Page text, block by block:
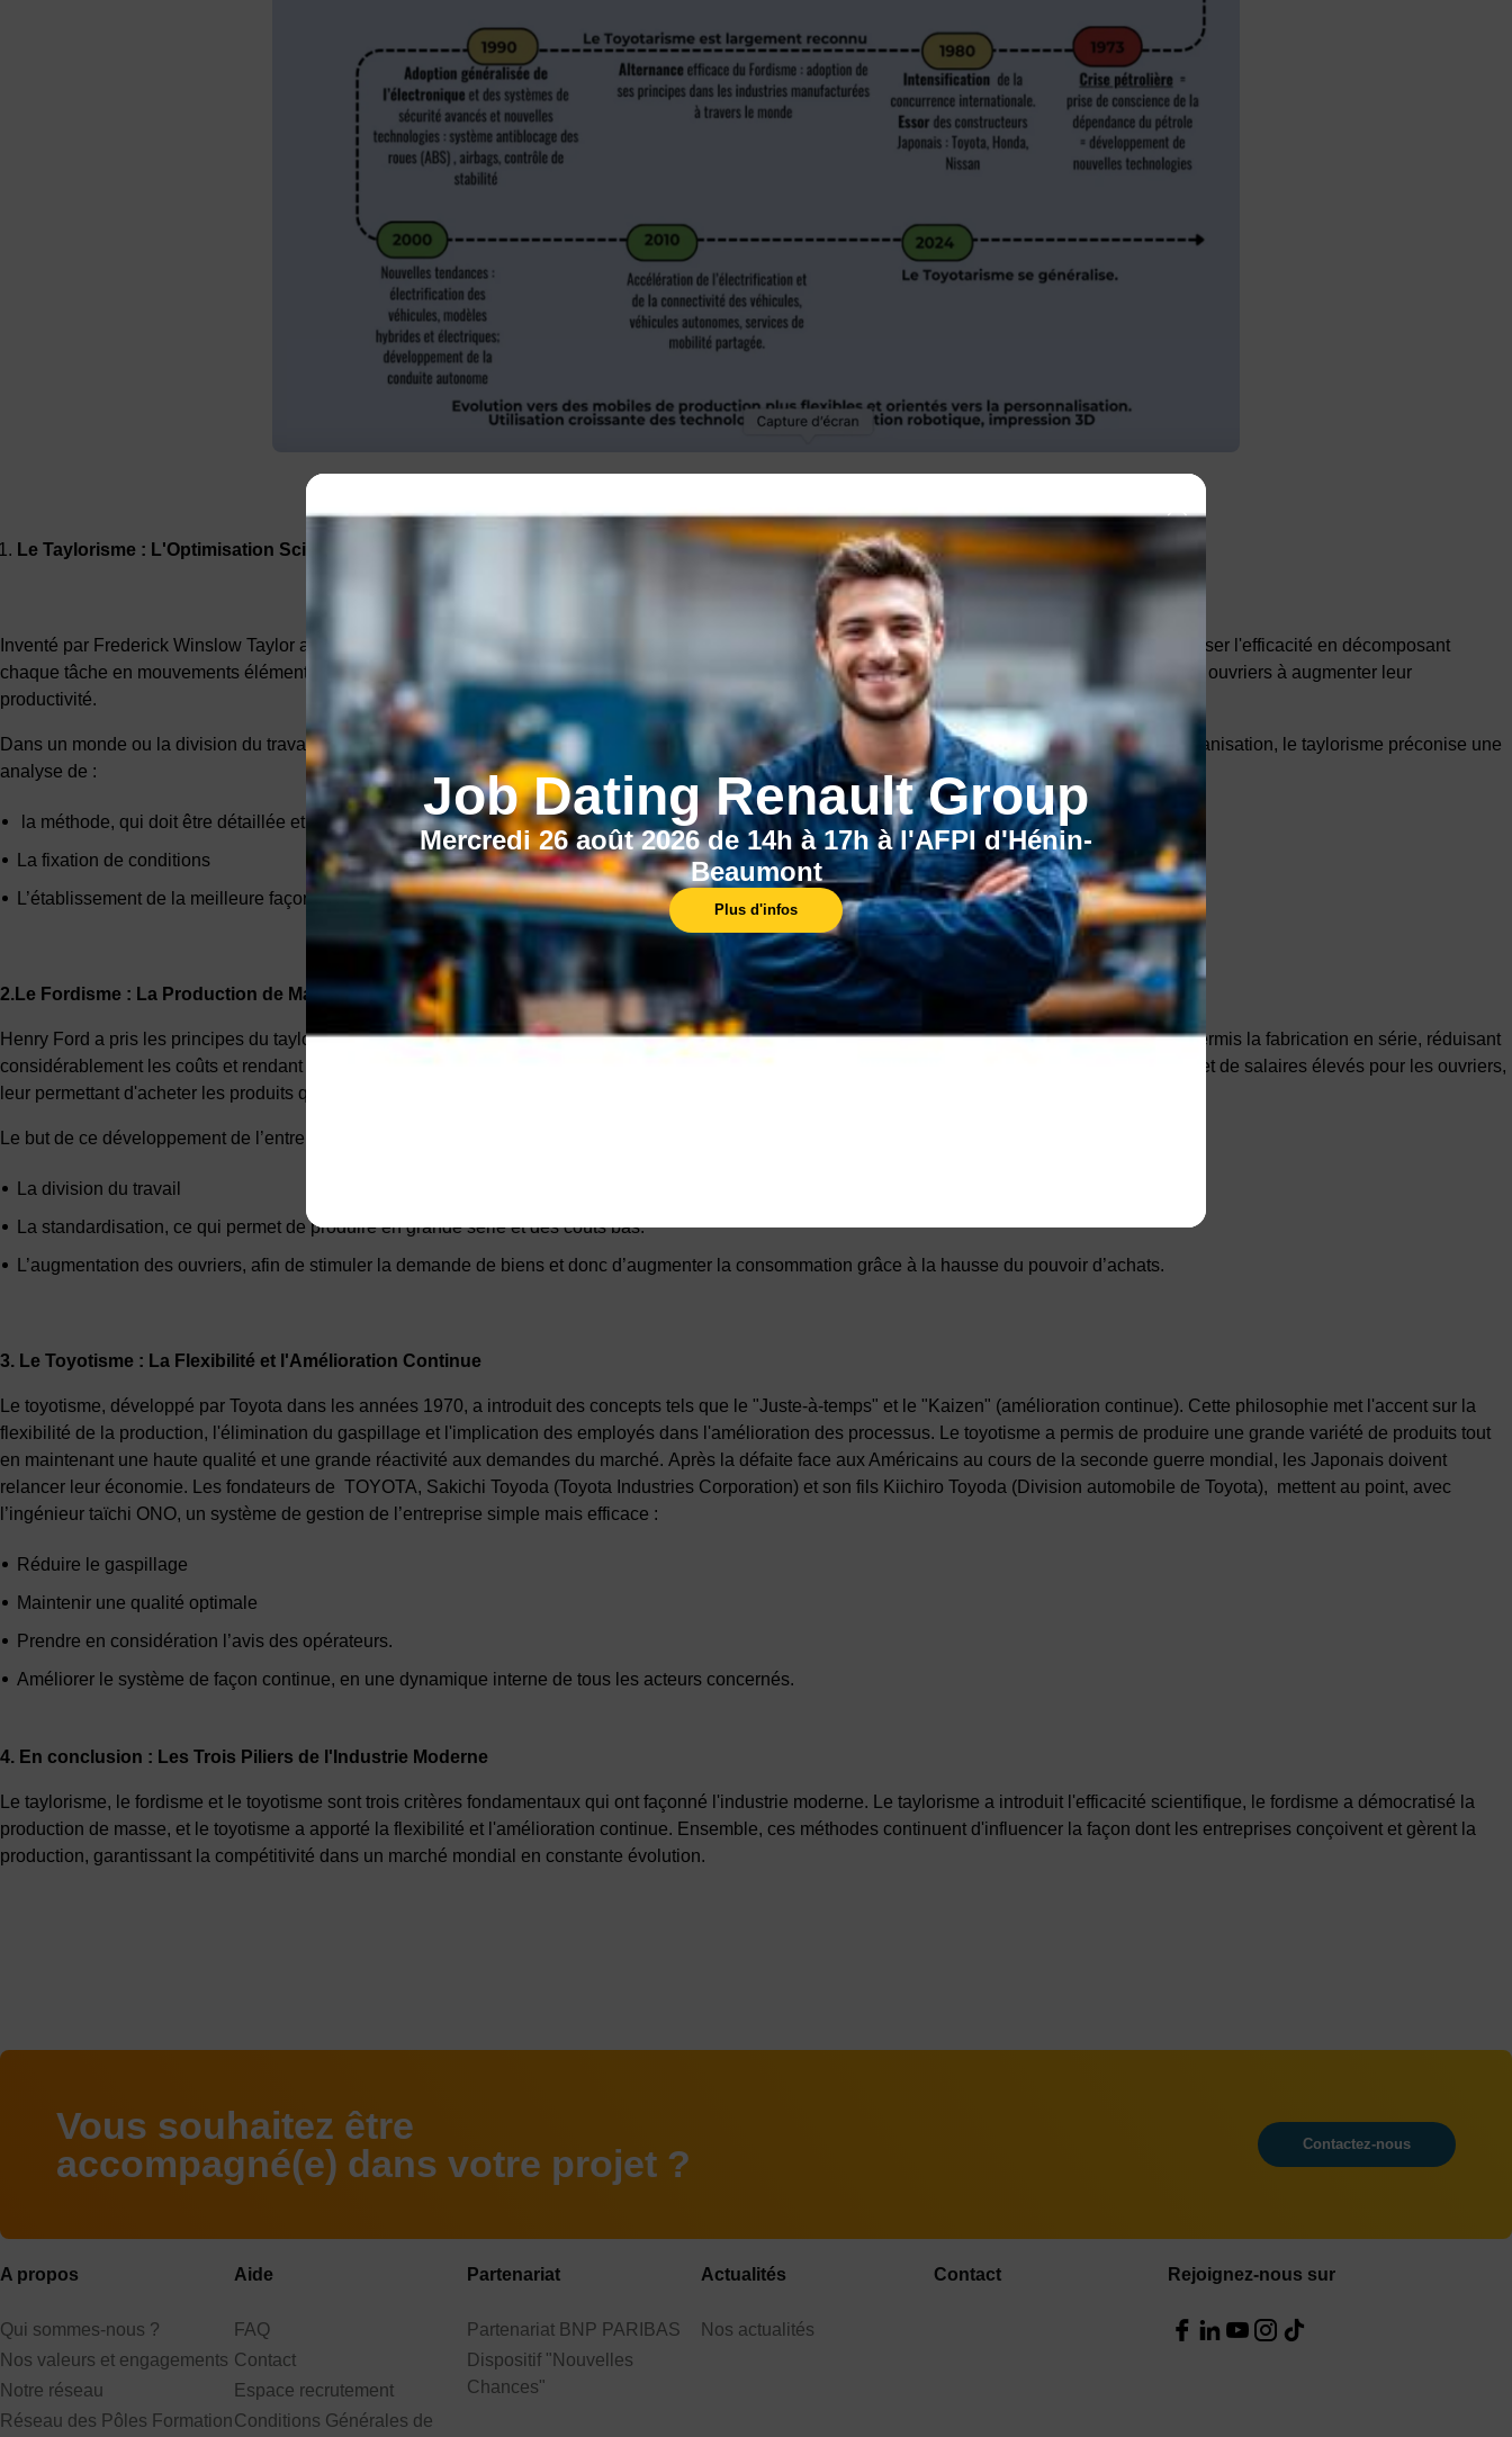
Job Dating Renault Group
Mercredi 26 août 2026 de 14h à 17h à l'AFPI d'Hénin-
Beaumont
Plus d'infos
Le Taylorisme : L'Optimisation Scientifique du Travail
Inventé par Frederick Winslow Taylor au début du XXe siècle, le taylorisme repose sur une analyse scientifique du travail. Cette approche vise à maximiser l'efficacité en décomposant
chaque tâche en mouvements élémentaires et en éliminant les gestes inutiles. Le taylorisme a introduit l'idée de la rémunération à la pièce, motivant les ouvriers à augmenter leur
productivité.
Dans un monde ou la division du travail est déjà la norme, pour obtenir des conditions propres à fournir le rendement maximum dans le cadre d’une organisation, le taylorisme préconise une
analyse de :
la méthode, qui doit être détaillée et rigoureuse
La fixation de conditions
L’établissement de la meilleure façon de produire.
2.Le Fordisme : La Production de Masse Accessible
Henry Ford a pris les principes du taylorisme et les a appliqués à la production automobile. Avec le fordisme, l'introduction de la chaîne de montage a permis la fabrication en série, réduisant
considérablement les coûts et rendant les produits accessibles au grand public. Le fordisme est synonyme de standardisation, de production de masse et de salaires élevés pour les ouvriers,
leur permettant d'acheter les produits qu'ils fabriquent.
Le but de ce développement de l’entreprise est d’accroître la productivité et la production :
La division du travail
La standardisation, ce qui permet de produire en grande série et des coûts bas.
L’augmentation des ouvriers, afin de stimuler la demande de biens et donc d’augmenter la consommation grâce à la hausse du pouvoir d’achats.
3. Le Toyotisme : La Flexibilité et l'Amélioration Continue
Le toyotisme, développé par Toyota dans les années 1970, a introduit des concepts tels que le "Juste-à-temps" et le "Kaizen" (amélioration continue). Cette philosophie met l'accent sur la
flexibilité de la production, l'élimination du gaspillage et l'implication des employés dans l'amélioration des processus. Le toyotisme a permis de produire une grande variété de produits tout
en maintenant une haute qualité et une grande réactivité aux demandes du marché. Après la défaite face aux Américains au cours de la seconde guerre mondial, les Japonais doivent
relancer leur économie. Les fondateurs de TOYOTA, Sakichi Toyoda (Toyota Industries Corporation) et son fils Kiichiro Toyoda (Division automobile de Toyota), mettent au point, avec
l’ingénieur taïchi ONO, un système de gestion de l’entreprise simple mais efficace :
Réduire le gaspillage
Maintenir une qualité optimale
Prendre en considération l’avis des opérateurs.
Améliorer le système de façon continue, en une dynamique interne de tous les acteurs concernés.
4. En conclusion : Les Trois Piliers de l'Industrie Moderne
Le taylorisme, le fordisme et le toyotisme sont trois critères fondamentaux qui ont façonné l'industrie moderne. Le taylorisme a introduit l'efficacité scientifique, le fordisme a démocratisé la
production de masse, et le toyotisme a apporté la flexibilité et l'amélioration continue. Ensemble, ces méthodes continuent d'influencer la façon dont les entreprises conçoivent et gèrent la
production, garantissant la compétitivité dans un marché mondial en constante évolution.
Vous souhaitez être
accompagné(e) dans votre projet ?
Contactez-nous
A propos
Qui sommes-nous ?
Nos valeurs et engagements
Notre réseau
Réseau des Pôles Formation
Aide
FAQ
Contact
Espace recrutement
Conditions Générales de
Partenariat
Partenariat BNP PARIBAS
Dispositif "Nouvelles
Chances"
Actualités
Nos actualités
Contact Rejoignez-nous sur